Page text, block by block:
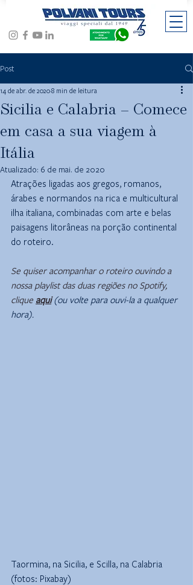
Post
Sicilia e Calabria – Comece
em casa a sua viagem à
Itália
14 de abr. de 20208 min de leitura
Atualizado: 6 de mai. de 2020
Atrações ligadas aos gregos, romanos,
árabes e normandos na rica e multicultural
ilha italiana, combinadas com arte e belas
paisagens litorâneas na porção continental
do roteiro.
Se quiser acompanhar o roteiro ouvindo a
nossa playlist das duas regiões no Spotify,
clique aqui (ou volte para ouvi-la a qualquer
hora).
Taormina, na Sicilia, e Scilla, na Calabria
(fotos: Pixabay)